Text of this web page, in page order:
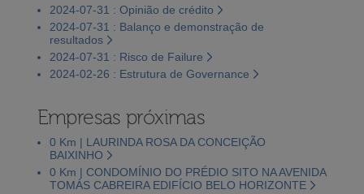
2024-07-31 : Opinião de crédito
2024-07-31 : Balanço e demonstração de
resultados
2024-07-31 : Risco de Failure
2024-02-26 : Estrutura de Governance
Empresas próximas
0 Km | LAURINDA ROSA DA CONCEIÇÃO
BAIXINHO
0 Km | CONDOMÍNIO DO PRÉDIO SITO NA AVENIDA
TOMÁS CABREIRA EDIFÍCIO BELO HORIZONTE